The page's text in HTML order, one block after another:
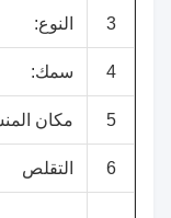
3 النوع:
4 سمك:
5 مكان
6 التقلص